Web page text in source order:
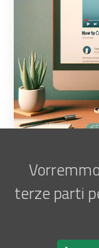
terze parti